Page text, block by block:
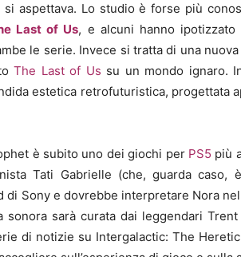
aspettava. Lo studio è forse più
Last of Us, e alcuni hanno
le serie. Invece si tratta di una
The Last of Us su un mondo ignaro.
estetica retrofuturistica, progettata
è subito uno dei giochi per PS5 più
Tati Gabrielle (che, guarda caso, è
di Sony e dovrebbe interpretare Nora
sonora sarà curata dai leggendari
di notizie su Intergalactic: The